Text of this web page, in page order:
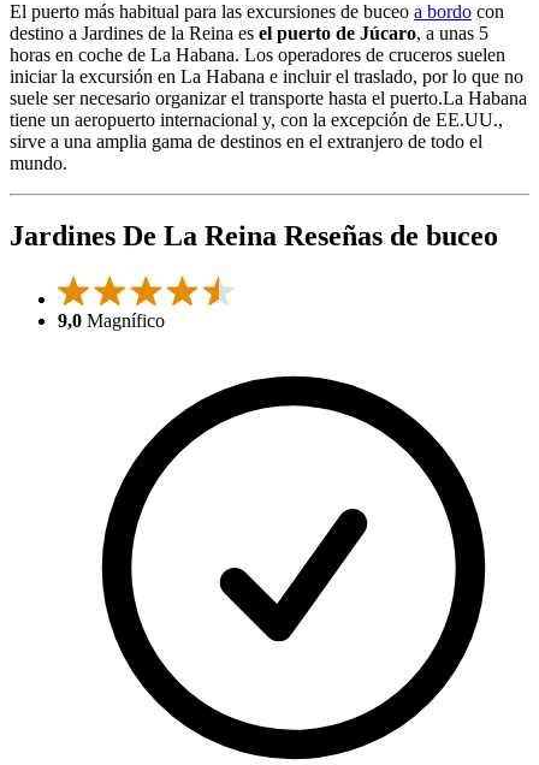
El puerto más habitual para las excursiones de buceo a bordo con
destino a Jardines de la Reina es el puerto de Júcaro, a unas 5
horas en coche de La Habana. Los operadores de cruceros suelen
iniciar la excursión en La Habana e incluir el traslado, por lo que no
suele ser necesario organizar el transporte hasta el puerto.La Habana
tiene un aeropuerto internacional y, con la excepción de EE.UU.,
sirve a una amplia gama de destinos en el extranjero de todo el
mundo.
Jardines De La Reina Reseñas de buceo
9,0 Magnífico